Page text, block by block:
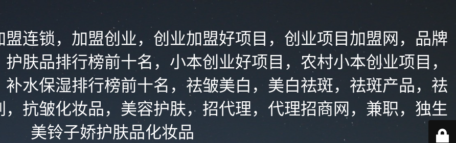
连锁，加盟创业，创业加盟好项目，创业项目加盟网，品牌
肤品排行榜前十名，小本创业好项目，农村小本创业项目，
水保湿排行榜前十名，祛皱美白，美白祛斑，祛斑产品，祛
抗皱化妆品，美容护肤，招代理，代理招商网，兼职，独生
美铃子娇护肤品化妆品